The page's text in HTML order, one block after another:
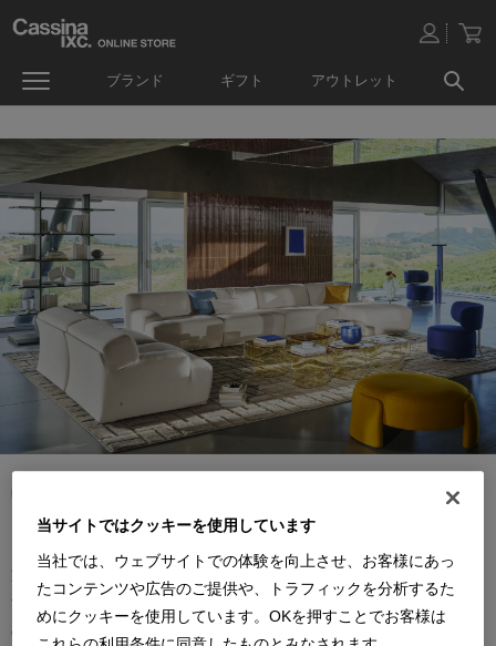
ブランド ギフト アウトレット
家具業界では数少ないリーディングブランドとして知られていま
す。17世紀、イタリアで誕生したカッシーナは、教会の木製チェア
の製造に始まり、その後豪華客船の内装などを手掛け、技術力を確
当サイトではクッキーを使用しています
当社では、ウェブサイトでの体験を向上させ、お客様にあっ
たコンテンツや広告のご提供や、トラフィックを分析するた
めにクッキーを使用しています。OKを押すことでお客様は